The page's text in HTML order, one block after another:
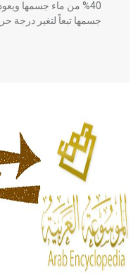
40% من ماء جسمها
جسمها تبعاً لتغير درجة
الحكم، الأدلة، تنظيم
له الفضل بأنه حرر
- هل تعلم أن المرجان
من مادة كربونات
أجود أنواعه، ويمتاز